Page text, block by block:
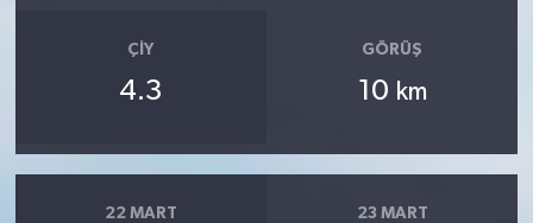
ÇIY
4.3
GÖRÜŞ
10 km
22 MART 23 MART